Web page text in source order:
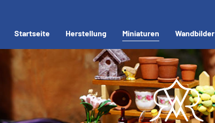
Startseite Herstellung Miniaturen Wandbilder